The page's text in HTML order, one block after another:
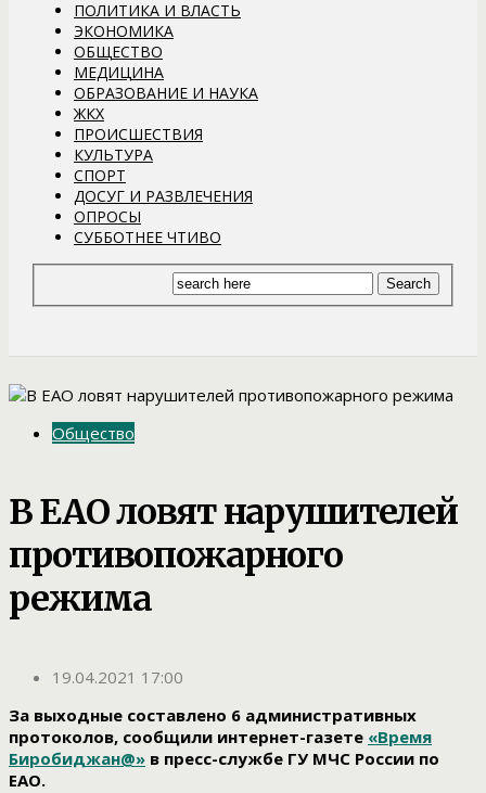
ПОЛИТИКА И ВЛАСТЬ
ЭКОНОМИКА
ОБЩЕСТВО
МЕДИЦИНА
ОБРАЗОВАНИЕ И НАУКА
ЖКХ
ПРОИСШЕСТВИЯ
КУЛЬТУРА
СПОРТ
ДОСУГ И РАЗВЛЕЧЕНИЯ
ОПРОСЫ
СУББОТНЕЕ ЧТИВО
Общество
В ЕАО ловят нарушителей
противопожарного
режима
19.04.2021 17:00
За выходные составлено 6 административных
протоколов, сообщили интернет-газете «Время
Биробиджан@» в пресс-службе ГУ МЧС России по
ЕАО.